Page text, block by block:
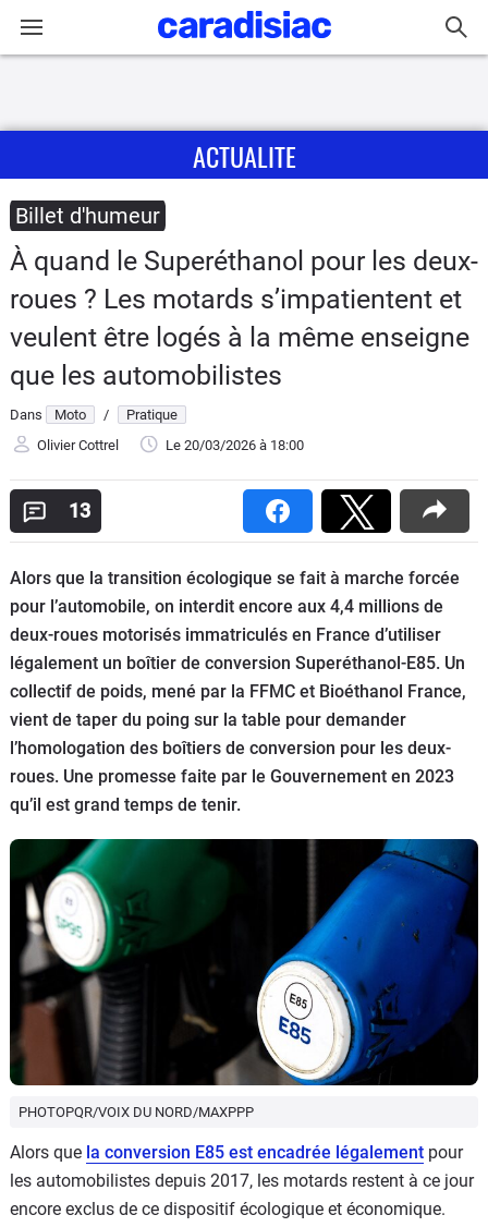
Actu
Essais
Equipement
Avis
Forum
Scooters
&
125
Marques
Services
Auto
ACTUALITE
Billet d'humeur
À quand le Superéthanol pour les deux-
roues ? Les motards s’impatientent et
veulent être logés à la même enseigne
que les automobilistes
Dans Moto /
Pratique
Olivier Cottrel
Le 20/03/2026 à 18:00
13
Alors que la transition écologique se fait à marche forcée
pour l’automobile, on interdit encore aux 4,4 millions de
deux-roues motorisés immatriculés en France d’utiliser
légalement un boîtier de conversion Superéthanol-E85. Un
collectif de poids, mené par la FFMC et Bioéthanol France,
vient de taper du poing sur la table pour demander
l’homologation des boîtiers de conversion pour les deux-
roues. Une promesse faite par le Gouvernement en 2023
qu’il est grand temps de tenir.
PHOTOPQR/VOIX DU NORD/MAXPPP
Alors que la conversion E85 est encadrée légalement pour
les automobilistes depuis 2017, les motards restent à ce jour
encore exclus de ce dispositif écologique et économique.